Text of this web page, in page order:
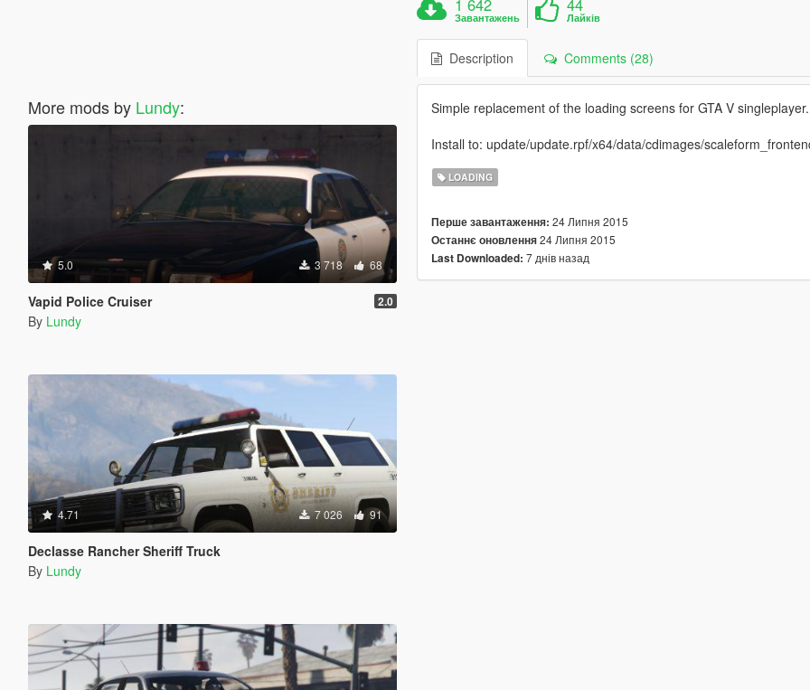
More mods by Lundy:
5.0 3 718 68
Vapid Police Cruiser 2.0
By Lundy
4.71 7 026 91
Declasse Rancher Sheriff Truck
By Lundy
1 642
Завантажень
44
Лайків
Description Comments (28)
Simple replacement of the loading screens for GTA V
Install to: update/update.rpf/x64/data/cdimages/
LOADING
Перше завантаження: 24 Липня 2015
Останнє оновлення24 Липня 2015
Last Downloaded: 7 днів назад